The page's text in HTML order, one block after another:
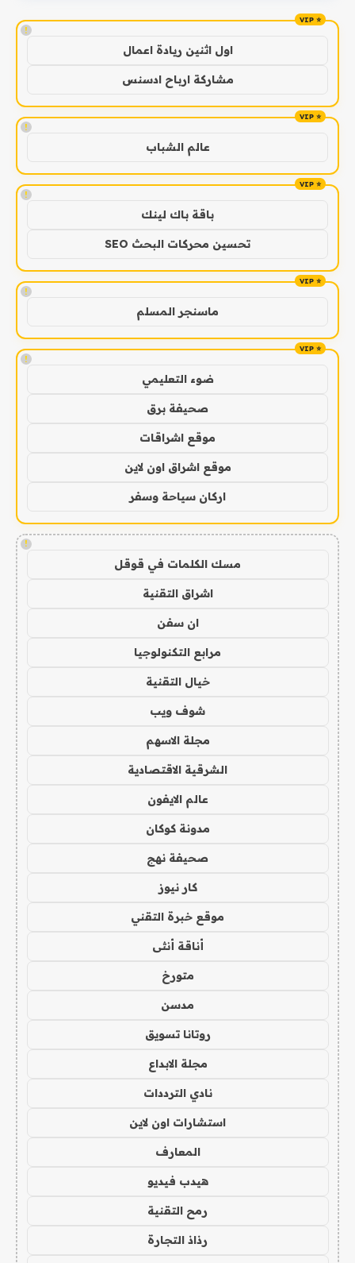
!
اول اثنين ريادة اعمال
مشاركة ارباح ادسنس
!
عالم الشباب
!
باقة باك لينك
تحسين محركات البحث SEO
!
ماسنجر المسلم
!
ضوء التعليمي
صحيفة برق
موقع اشراقات
موقع اشراق اون لاين
اركان سياحة وسفر
!
مسك الكلمات في قوقل
اشراق التقنية
ان سفن
مرابع التكنولوجيا
خيال التقنية
شوف ويب
مجلة الاسهم
الشرقية الاقتصادية
عالم الايفون
مدونة كوكان
صحيفة نهج
كار نيوز
موقع خبرة التقني
أناقة أنثى
متورخ
مدسن
روتانا تسويق
مجلة الابداع
نادي الترددات
استشارات اون لاين
المعارف
هيدب فيديو
رمح التقنية
رذاذ التجارة